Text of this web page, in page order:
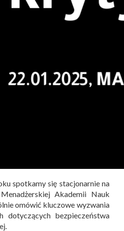
spotkamy się stacjonarnie na
Akademii Nauk
omówić kluczowe wyzwania
dotyczących bezpieczeństwa